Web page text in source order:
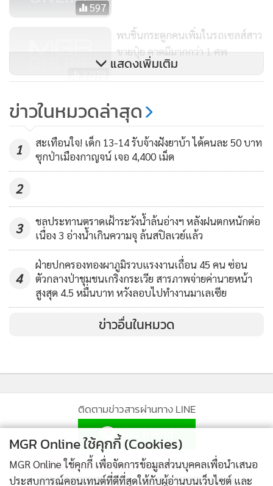
597
3,079
พบชิ้นกระดูกคนเพิ่มในรถเซลส์สาว
ขายปุ๋ย คาดมีมากกว่า 1 ศพ
4,141
กิจการปุ๋ยอยู่กับลูกสาวเป็นคน
สุดท้ายก่อนหายตัวไป
แสดงเพิ่มเติม
ข่าวในหมวดล่าสุด
1
สะเทือนใจ! เด็ก 13-14 รับจ้างฝังยาบ้า ได้คนละ 50 บาท
ซุกป่าเมืองกาญจน์ เจอ 4,400 เม็ด
2
3
ชลประทานตราดเฝ้าระวังน้ำล้นอ่างฯ หลังฝนตกหนักต่อ
เนื่อง 3 อ่างน้ำเกินความจุ ล้นสปิลเวย์แล้ว
4
ฝ่ายปกครองทองผาภูมิรวบแรงงานเถื่อน 45 คน ซ่อน
ตัวกลางป่าชุมชนเกริงกระเวีย สารภาพจ่ายค่านายหน้า
สูงสุด 4.5 หมื่นบาท หวังลอบไปทำงานมาเลเซีย
ข่าวอื่นในหมวด
ติดตามข่าวสารผ่านทาง LINE
MGR Online Application
MGR Online ใช้คุกกี้ (Cookies)
MGR Online ใช้คุกกี้ เพื่อจัดการข้อมูลส่วนบุคคลเพื่อนำเสนอ
ประสบการณ์คอนเทนต์ที่ดีที่สุดให้กับผู้อ่านบนเว็บไซต์ และ